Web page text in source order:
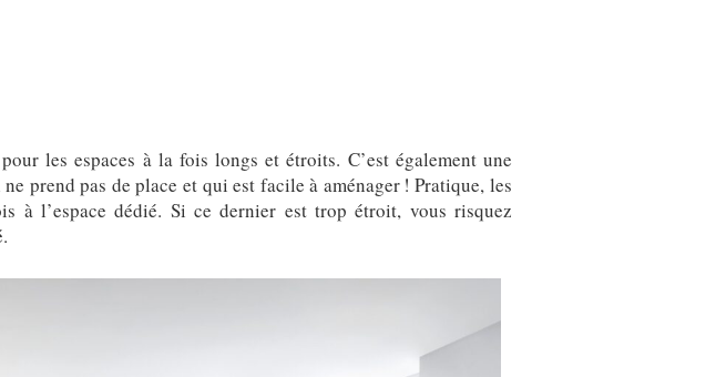
les espaces à la fois longs et étroits. C’est également une
prend pas de place et qui est facile à aménager ! Pratique, les
à l’espace dédié. Si ce dernier est trop étroit, vous risquez